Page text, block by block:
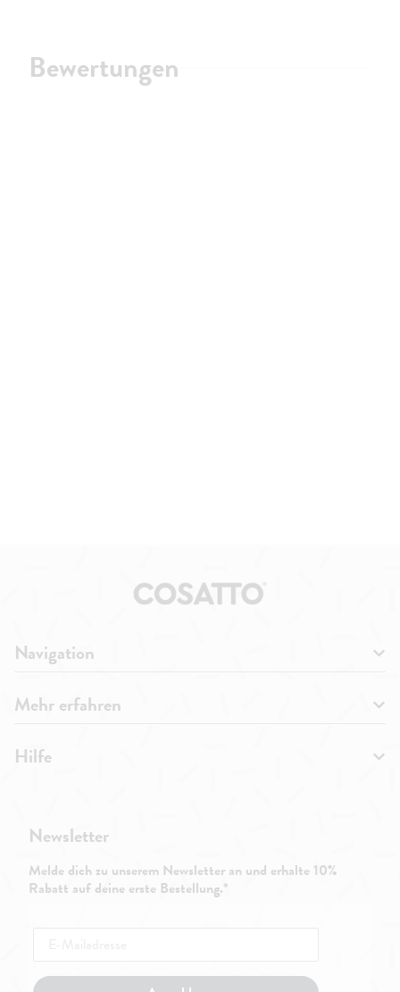
Bewertungen
Newsletter
Melde dich zu unserem Newsletter an und erhalte 10%
Rabatt auf deine erste Bestellung.*
Navigation
Mehr erfahren
Hilfe